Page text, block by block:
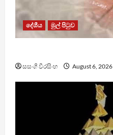
දේශීය මුල් පිටුව
සසංගි වීරසිංහ August 6, 2026